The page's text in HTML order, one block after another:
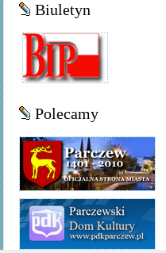
Biuletyn
Polecamy